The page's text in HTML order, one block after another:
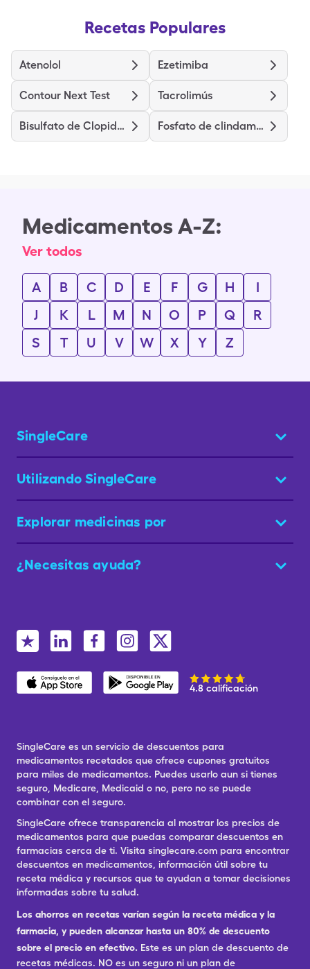
Recetas Populares
Atenolol Ezetimiba
Contour Next Test Tacrolimús
Bisulfato de Clopidrogel Fosfato de clindamicina
Medicamentos A-Z:
Ver todos
A B C D E F G H
I
J
K L M N O P Q
R
S
T U V W X Y Z
SingleCare
Utilizando SingleCare
Explorar medicinas por
¿Necesitas ayuda?
4.8 calificación
SingleCare es un servicio de descuentos para
medicamentos recetados que ofrece cupones gratuitos
para miles de medicamentos. Puedes usarlo aun si tienes
seguro, Medicare, Medicaid o no, pero no se puede
combinar con el seguro.
SingleCare ofrece transparencia al mostrar los precios de
medicamentos para que puedas comparar descuentos en
farmacias cerca de ti. Visita singlecare.com para encontrar
descuentos en medicamentos, información útil sobre tu
receta médica y recursos que te ayudan a tomar decisiones
informadas sobre tu salud.
Los ahorros en recetas varían según la receta médica y la
farmacia, y pueden alcanzar hasta un 80% de descuento
sobre el precio en efectivo. Este es un plan de descuento de
recetas médicas. NO es un seguro ni un plan de